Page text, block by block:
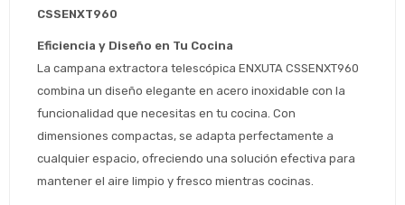
CSSENXT960
Eficiencia y Diseño en Tu Cocina
La campana extractora telescópica ENXUTA CSSENXT960
combina un diseño elegante en acero inoxidable con la
funcionalidad que necesitas en tu cocina. Con
dimensiones compactas, se adapta perfectamente a
cualquier espacio, ofreciendo una solución efectiva para
mantener el aire limpio y fresco mientras cocinas.